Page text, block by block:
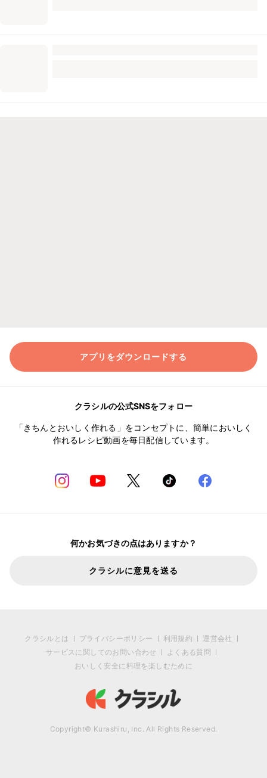
アプリをダウンロードする
クラシルの公式SNSをフォロー
「きちんとおいしく作れる」をコンセプトに、簡単においしく
作れるレシピ動画を毎日配信しています。
何かお気づきの点はありますか？
クラシルに意見を送る
クラシルとは プライバシーポリシー 利用規約
運営会社
サービスに関してのお問い合わせ
よくある質問
おいしく安全に料理を楽しむために
Copyright© Kurashiru, Inc. All Rights Reserved.